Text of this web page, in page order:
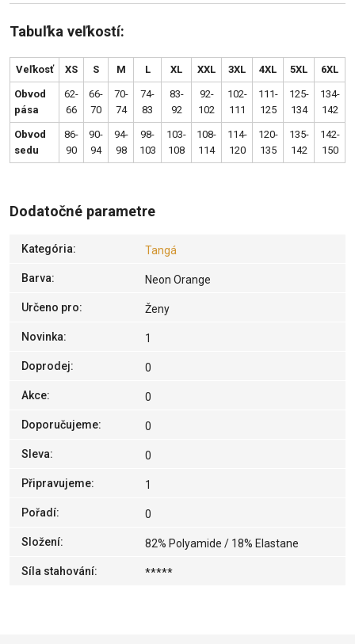
Tabuľka veľkostí:
Veľkosť XS S M L XL XXL 3XL 4XL 5XL 6XL
Obvod
pása
62-
66
66-
70
70-
74
74-
83
83-
92
92-
102
102-
111
111-
125
125-
134
134-
142
Obvod
sedu
86-
90
90-
94
94-
98
98-
103
103-
108
108-
114
114-
120
120-
135
135-
142
142-
150
Dodatočné parametre
Kategória: Tangá
Barva: Neon Orange
Určeno pro: Ženy
Novinka: 1
Doprodej: 0
Akce: 0
Doporučujeme: 0
Sleva: 0
Připravujeme: 1
Pořadí: 0
Složení: 82% Polyamide / 18% Elastane
Síla stahování: *****